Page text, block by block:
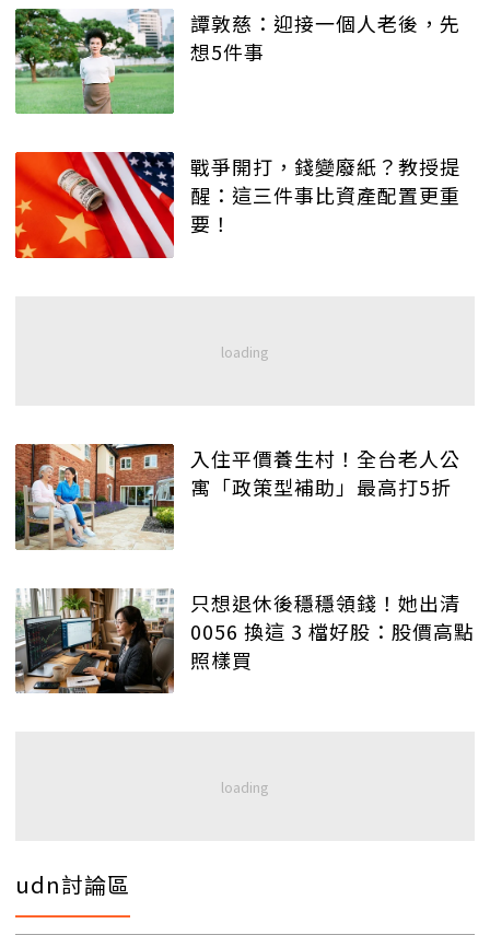
譚敦慈：迎接一個人老後，先
想5件事
戰爭開打，錢變廢紙？教授提
醒：這三件事比資產配置更重
要！
入住平價養生村！全台老人公
寓「政策型補助」最高打5折
只想退休後穩穩領錢！她出清
0056 換這 3 檔好股：股價高點
照樣買
udn討論區